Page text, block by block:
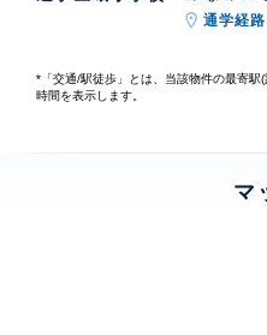
通学経路
*「交通/駅徒歩」とは、当該物件の最寄
時間を表示します。
マ